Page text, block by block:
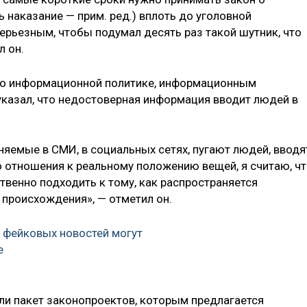
— прим. ред.) вплоть до уголовной
чтобы подумал десять раз такой шутник, что
он.
информационной политике, информационным
что недостоверная информация вводит людей в
в СМИ, в социальных сетях, пугают людей,
к реальному положению вещей, я считаю,
подходить к тому, как распространяется
— отметил он.
фейковых новостей могут
пакет законопроектов, которым предлагается